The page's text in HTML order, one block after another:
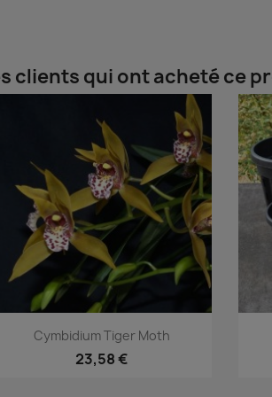
clients qui ont acheté ce
Aperçu rapide
Cymbidium Tiger Moth
23,58 €